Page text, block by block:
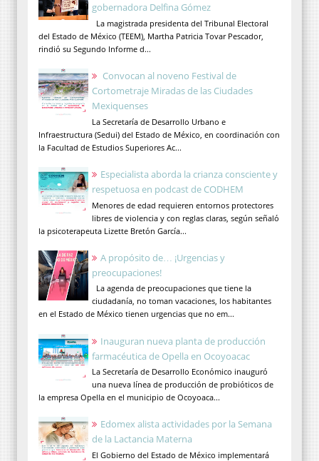
gobernadora Delfina Gómez
La magistrada presidenta del Tribunal Electoral
del Estado de México (TEEM), Martha Patricia Tovar Pescador,
rindió su Segundo Informe d...
Convocan al noveno Festival de
Cortometraje Miradas de las Ciudades
Mexiquenses
La Secretaría de Desarrollo Urbano e
Infraestructura (Sedui) del Estado de México, en coordinación con
la Facultad de Estudios Superiores Ac...
Especialista aborda la crianza consciente y
respetuosa en podcast de CODHEM
Menores de edad requieren entornos protectores
libres de violencia y con reglas claras, según señaló
la psicoterapeuta Lizette Bretón García...
A propósito de… ¡Urgencias y
preocupaciones!
La agenda de preocupaciones que tiene la
ciudadanía, no toman vacaciones, los habitantes
en el Estado de México tienen urgencias que no em...
Inauguran nueva planta de producción
farmacéutica de Opella en Ocoyoacac
La Secretaría de Desarrollo Económico inauguró
una nueva línea de producción de probióticos de
la empresa Opella en el municipio de Ocoyoaca...
Edomex alista actividades por la Semana
de la Lactancia Materna
El Gobierno del Estado de México implementará